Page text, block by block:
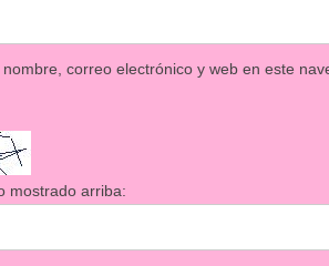
correo electrónico y web en este
mostrado arriba: